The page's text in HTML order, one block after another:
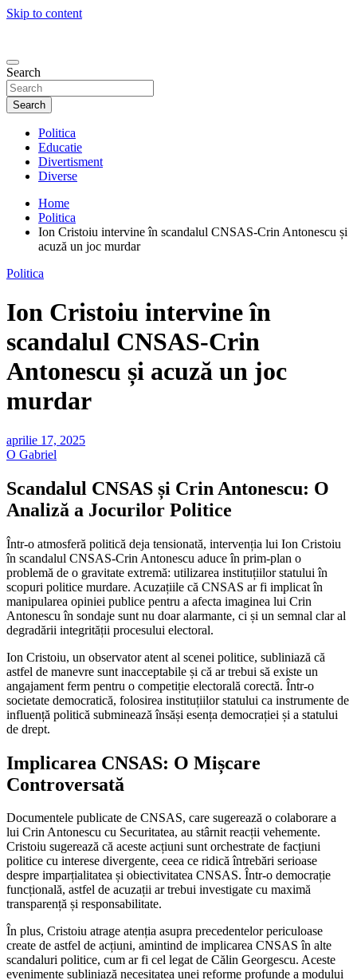
Skip to content
Search
Search
Politica
Educatie
Divertisment
Diverse
Home
Politica
Ion Cristoiu intervine în scandalul CNSAS-Crin Antonescu și
acuză un joc murdar
Politica
Ion Cristoiu intervine în
scandalul CNSAS-Crin
Antonescu și acuză un joc
murdar
aprilie 17, 2025
O Gabriel
Scandalul CNSAS și Crin Antonescu: O
Analiză a Jocurilor Politice
Într-o atmosferă politică deja tensionată, intervenția lui Ion Cristoiu
în scandalul CNSAS-Crin Antonescu aduce în prim-plan o
problemă de o gravitate extremă: utilizarea instituțiilor statului în
scopuri politice murdare. Acuzațiile că CNSAS ar fi implicat în
manipularea opiniei publice pentru a afecta imaginea lui Crin
Antonescu în sondaje sunt nu doar alarmante, ci și un semnal clar al
degradării integrității procesului electoral.
Ion Cristoiu, un observator atent al scenei politice, subliniază că
astfel de manevre sunt inacceptabile și că ar trebui să existe un
angajament ferm pentru o competiție electorală corectă. Într-o
societate democratică, folosirea instituțiilor statului ca instrumente de
influență politică subminează însăși esența democrației și a statului
de drept.
Implicarea CNSAS: O Mișcare
Controversată
Documentele publicate de CNSAS, care sugerează o colaborare a
lui Crin Antonescu cu Securitatea, au stârnit reacții vehemente.
Cristoiu sugerează că aceste acțiuni sunt orchestrate de facțiuni
politice cu interese divergente, ceea ce ridică întrebări serioase
despre imparțialitatea și obiectivitatea CNSAS. Într-o democrație
funcțională, astfel de acuzații ar trebui investigate cu maximă
transparență și responsabilitate.
În plus, Cristoiu atrage atenția asupra precedentelor periculoase
create de astfel de acțiuni, amintind de implicarea CNSAS în alte
scandaluri politice, cum ar fi cel legat de Călin Georgescu. Aceste
evenimente subliniază necesitatea unei reforme profunde a modului